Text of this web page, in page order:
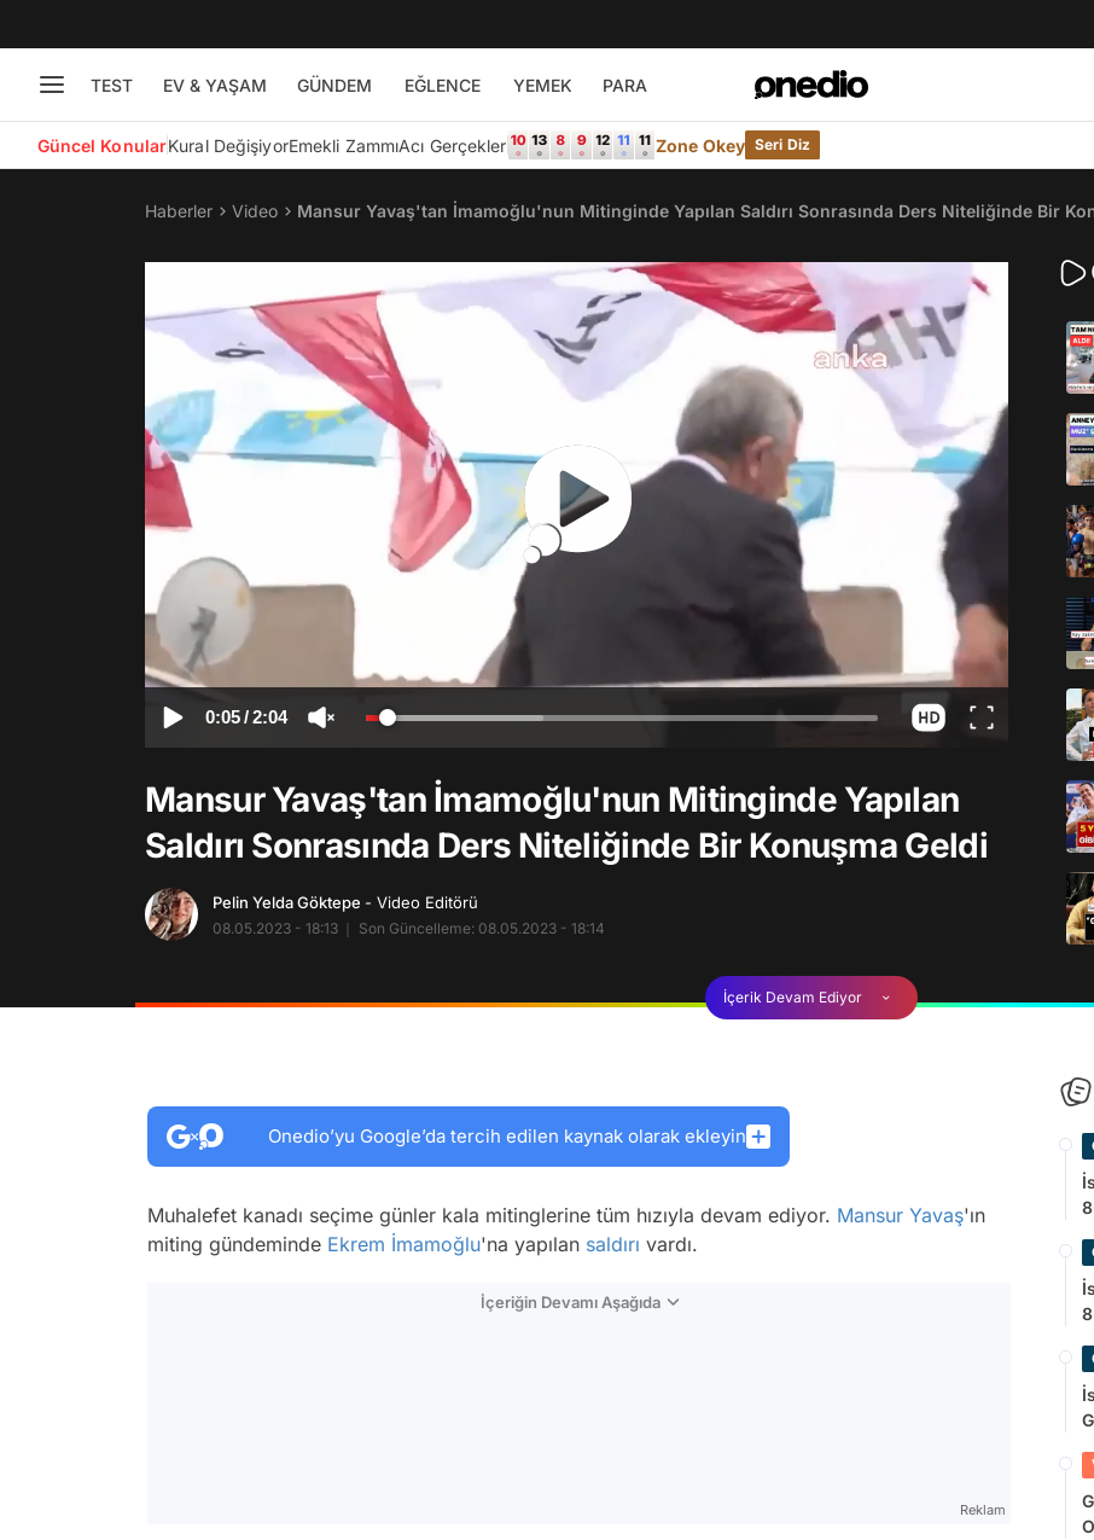
TEST EV & YAŞAM GÜNDEM EĞLENCE YEMEK PARA
Güncel KonularKural DeğişiyorEmekli ZammıAcı Gerçekler Zone Okey Seri Diz
Haberler Video Mansur Yavaş'tan İmamoğlu'nun Mitinginde Yapılan Saldırı Sonrasında Ders Niteliğinde Bir
0:05/2:04
Mansur Yavaş'tan İmamoğlu'nun Mitinginde Yapılan
Saldırı Sonrasında Ders Niteliğinde Bir Konuşma Geldi
Pelin Yelda Göktepe - Video Editörü
08.05.2023 - 18:13 Son Güncelleme: 08.05.2023 - 18:14
İçerik Devam Ediyor
Onedio’yu Google’da tercih edilen kaynak olarak ekleyin
Muhalefet kanadı seçime günler kala mitinglerine tüm hızıyla devam ediyor. Mansur Yavaş'ın
miting gündeminde Ekrem İmamoğlu'na yapılan saldırı vardı.
İçeriğin Devamı Aşağıda
Reklam